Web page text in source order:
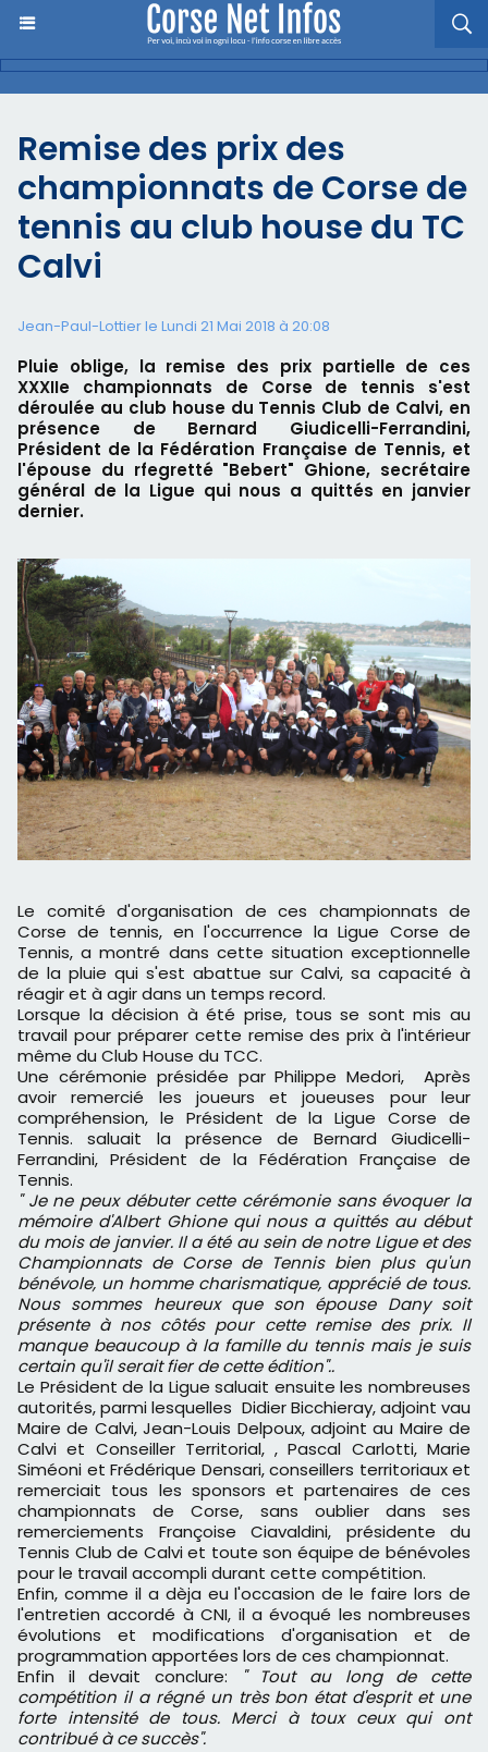
Remise des prix des
championnats de Corse de
tennis au club house du TC
Calvi
Jean-Paul-Lottier le Lundi 21 Mai 2018 à 20:08
Pluie oblige, la remise des prix partielle de ces
XXXIIe championnats de Corse de tennis s'est
déroulée au club house du Tennis Club de Calvi, en
présence de Bernard Giudicelli-Ferrandini,
Président de la Fédération Française de Tennis, et
l'épouse du rfegretté "Bebert" Ghione, secrétaire
général de la Ligue qui nous a quittés en janvier
dernier.
Le comité d'organisation de ces championnats de
Corse de tennis, en l'occurrence la Ligue Corse de
Tennis, a montré dans cette situation exceptionnelle
de la pluie qui s'est abattue sur Calvi, sa capacité à
réagir et à agir dans un temps record.
Lorsque la décision à été prise, tous se sont mis au
travail pour préparer cette remise des prix à l'intérieur
même du Club House du TCC.
Une cérémonie présidée par Philippe Medori, Après
avoir remercié les joueurs et joueuses pour leur
compréhension, le Président de la Ligue Corse de
Tennis. saluait la présence de Bernard Giudicelli-
Ferrandini, Président de la Fédération Française de
Tennis.
" Je ne peux débuter cette cérémonie sans évoquer la
mémoire d'Albert Ghione qui nous a quittés au début
du mois de janvier. Il a été au sein de notre Ligue et des
Championnats de Corse de Tennis bien plus qu'un
bénévole, un homme charismatique, apprécié de tous.
Nous sommes heureux que son épouse Dany soit
présente à nos côtés pour cette remise des prix. Il
manque beaucoup à la famille du tennis mais je suis
certain qu'il serait fier de cette édition"..
Le Président de la Ligue saluait ensuite les nombreuses
autorités, parmi lesquelles Didier Bicchieray, adjoint vau
Maire de Calvi, Jean-Louis Delpoux, adjoint au Maire de
Calvi et Conseiller Territorial, , Pascal Carlotti, Marie
Siméoni et Frédérique Densari, conseillers territoriaux et
remerciait tous les sponsors et partenaires de ces
championnats de Corse, sans oublier dans ses
remerciements Françoise Ciavaldini, présidente du
Tennis Club de Calvi et toute son équipe de bénévoles
pour le travail accompli durant cette compétition.
Enfin, comme il a dèja eu l'occasion de le faire lors de
l'entretien accordé à CNI, il a évoqué les nombreuses
évolutions et modifications d'organisation et de
programmation apportées lors de ces championnat.
Enfin il devait conclure:
" Tout au long de cette
compétition il a régné un très bon état d'esprit et une
forte intensité de tous. Merci à toux ceux qui ont
contribué à ce succès".